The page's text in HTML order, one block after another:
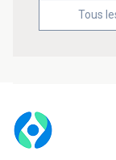
Tous